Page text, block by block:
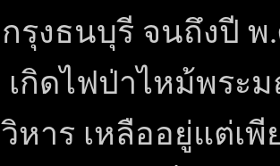
กรุงธนบุรี จนถึงปี พ.
เกิดไฟป่าไหม้พระ
วิหาร เหลืออยู่แต่เพี